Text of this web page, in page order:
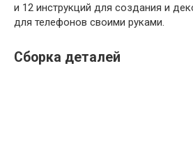
и 12 инструкций для создания и
для телефонов своими руками.
Сборка деталей